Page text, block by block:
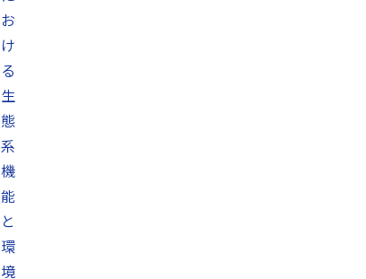
お
け
る
生
態
系
機
能
と
環
境